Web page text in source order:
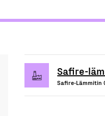
Safire-
Safire-Lämmitin